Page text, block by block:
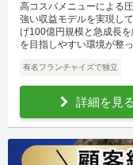
高コスパメニューによる
強い収益モデルを実現し
げ100億円規模と急成長
を目指しやすい環境が整っ
有名フランチャイズで独立
詳細を見る